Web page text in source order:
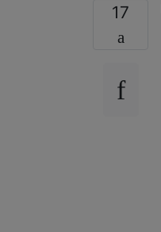
17